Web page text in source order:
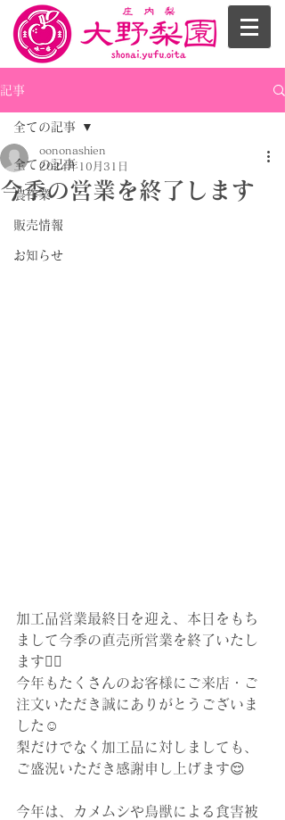
記事
全ての記事
農作業
販売情報
お知らせ
全ての記事
今季の営業を終了します
oononashien
2024年10月31日
加工品営業最終日を迎え、本日をもち
まして今季の直売所営業を終了いたし
ます🙇‍♀️
今年もたくさんのお客様にご来店・ご
注文いただき誠にありがとうございま
した☺️
梨だけでなく加工品に対しましても、
ご盛況いただき感謝申し上げます😌
今年は、カメムシや鳥獣による食害被